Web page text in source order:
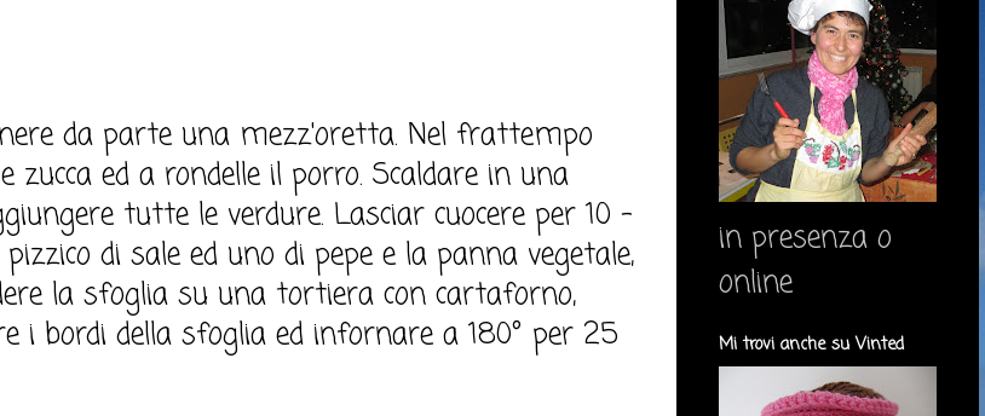
da parte una mezz'oretta. Nel frattempo
ed a rondelle il porro. Scaldare in una
tutte le verdure. Lasciar cuocere per 10 -
di sale ed uno di pepe e la panna vegetale,
la sfoglia su una tortiera con cartaforno,
i bordi della sfoglia ed infornare a 180° per 25
in presenza o
online
Mi trovi anche su Vinted